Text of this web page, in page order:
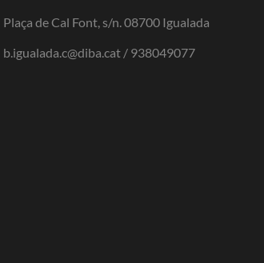
Plaça de Cal Font, s/n. 08700 Igualada
b.igualada.c@diba.cat / 938049077